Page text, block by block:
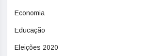
Economia
Educação
Eleições 2020